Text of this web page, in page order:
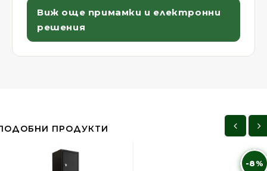
Виж още примамки и електронни
решения
ПРОДУКТИ
-8%